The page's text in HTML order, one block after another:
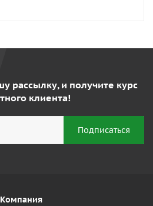
рассылку, и получите курс
клиента!
Компания